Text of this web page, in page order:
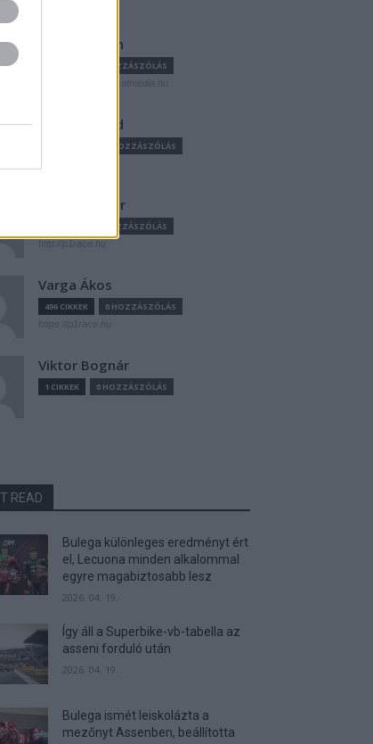
Sulyok István
0 HOZZÁSZÓLÁS
https://www.streetcatmedia.hu
Szántó Dávid
0 HOZZÁSZÓLÁS
Vámosi Péter
0 HOZZÁSZÓLÁS
http://p1race.hu
Varga Ákos
496 CIKKEK 0 HOZZÁSZÓLÁS
https://p1race.hu
Viktor Bognár
1 CIKKEK 0 HOZZÁSZÓLÁS
READ
Bulega különleges eredményt ért
el, Lecuona minden alkalommal
egyre magabiztosabb lesz
2026. 04. 19.
Így áll a Superbike-vb-tabella az
asseni forduló után
2026. 04. 19.
Bulega ismét leiskolázta a
mezőnyt Assenben, beállította